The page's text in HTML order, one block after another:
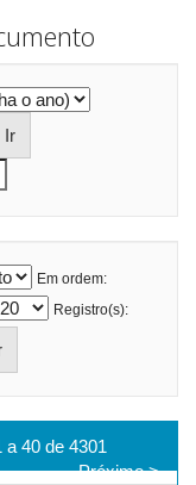
Em ordem:
Registro(s):
40 de 4301
Próximo >